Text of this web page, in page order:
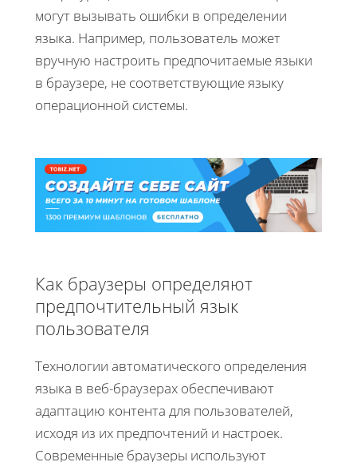
могут вызывать ошибки в определении
языка. Например, пользователь может
вручную настроить предпочитаемые языки
в браузере, не соответствующие языку
операционной системы.
Как браузеры определяют
предпочтительный язык
пользователя
Технологии автоматического определения
языка в веб-браузерах обеспечивают
адаптацию контента для пользователей,
исходя из их предпочтений и настроек.
Современные браузеры используют